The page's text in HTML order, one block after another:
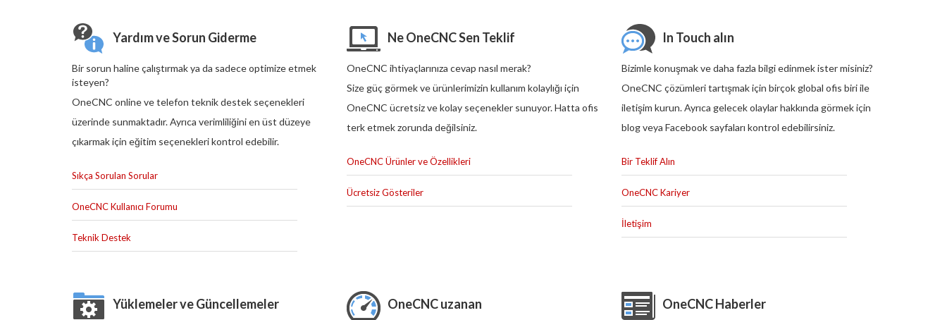
Yardım ve Sorun Giderme
Bir sorun haline çalıştırmak ya da sadece optimize etmek
isteyen?
OneCNC online ve telefon teknik destek seçenekleri
üzerinde sunmaktadır. Ayrıca verimliliğini en üst düzeye
çıkarmak için eğitim seçenekleri kontrol edebilir.
Sıkça Sorulan Sorular
OneCNC Kullanıcı Forumu
Teknik Destek
Ne OneCNC Sen Teklif
OneCNC ihtiyaçlarınıza cevap nasıl merak?
Size güç görmek ve ürünlerimizin kullanım kolaylığı için
OneCNC ücretsiz ve kolay seçenekler sunuyor. Hatta ofis
terk etmek zorunda değilsiniz.
OneCNC Ürünler ve Özellikleri
Ücretsiz Gösteriler
In Touch alın
Bizimle konuşmak ve daha fazla bilgi edinmek ister misiniz?
OneCNC çözümleri tartışmak için birçok global ofis biri ile
iletişim kurun. Ayrıca gelecek olaylar hakkında görmek için
blog veya Facebook sayfaları kontrol edebilirsiniz.
Bir Teklif Alın
OneCNC Kariyer
İletişim
Yüklemeler ve Güncellemeler OneCNC uzanan OneCNC Haberler